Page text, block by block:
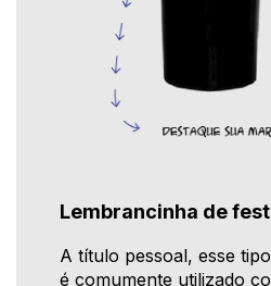
Lembrancinha de
A título pessoal, esse
é comumente utilizado